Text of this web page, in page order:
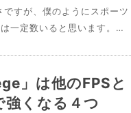
すが、僕のようにスポーツ
一定数いると思います。…
」は他のFPSと
強くなる４つ